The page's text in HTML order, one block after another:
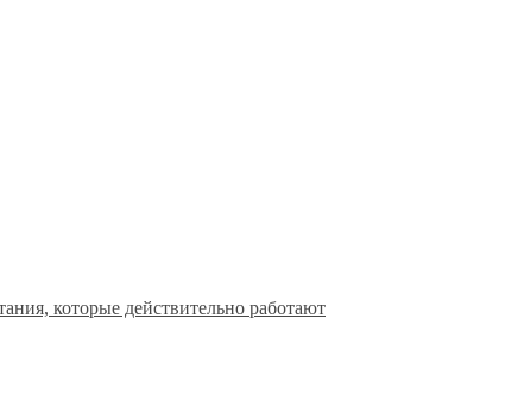
которые действительно работают